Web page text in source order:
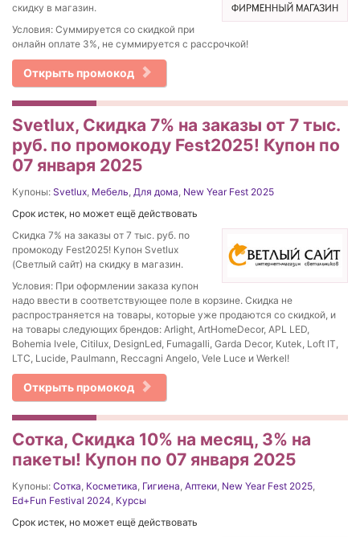
скидку в магазин.
Условия: Cуммируется со скидкой при
онлайн оплате 3%, не суммируется с рассрочкой!
Открыть промокод
Svetlux, Скидка 7% на заказы от 7 тыс.
руб. по промокоду Fest2025! Купон по
07 января 2025
Купоны: Svetlux, Мебель, Для дома, New Year Fest 2025
Срок истек, но может ещё действовать
Скидка 7% на заказы от 7 тыс. руб. по
промокоду Fest2025! Купон Svetlux
(Светлый сайт) на скидку в магазин.
Условия: При оформлении заказа купон
надо ввести в соответствующее поле в корзине. Скидка не
распространяется на товары, которые уже продаются со скидкой, и
на товары следующих брендов: Arlight, ArtHomeDecor, APL LED,
Bohemia Ivele, Citilux, DesignLed, Fumagalli, Garda Decor, Kutek, Loft IT,
LTC, Lucide, Paulmann, Reccagni Angelo, Vele Luce и Werkel!
Открыть промокод
Сотка, Скидка 10% на месяц, 3% на
пакеты! Купон по 07 января 2025
Купоны: Сотка, Косметика, Гигиена, Аптеки, New Year Fest 2025,
Ed+Fun Festival 2024, Курсы
Срок истек, но может ещё действовать